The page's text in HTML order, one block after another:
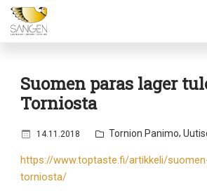
contentSuomen paras lager
Torniosta
14.11.2018
J
l
Tornion Panimo,
https://www.toptaste.fi/artikkeli/
torniosta/